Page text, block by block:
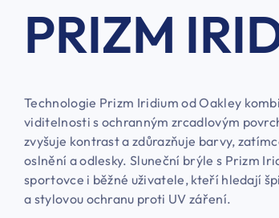
PRIZM
Technologie Prizm Iridium od Oakley
viditelnosti s ochranným zrcadlovým
zvyšuje kontrast a zdůrazňuje barvy,
oslnění a odlesky. Sluneční brýle s Prizm
sportovce i běžné uživatele, kteří hledají
a stylovou ochranu proti UV záření.